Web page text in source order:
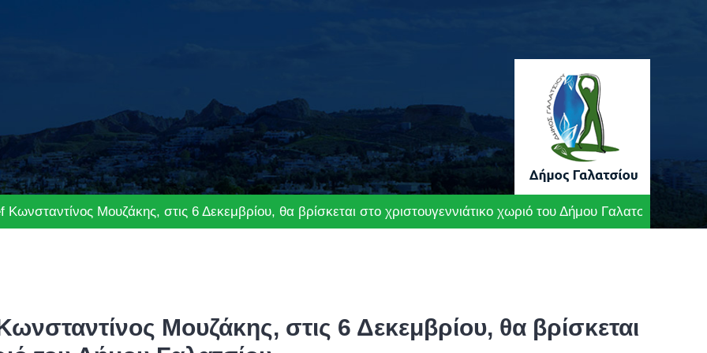
Μουζάκης, στις 6 Δεκεμβρίου, θα βρίσκεται στο χριστουγεννιάτικο χωριό του Δήμου Γαλατσίου
Μουζάκης, στις 6 Δεκεμβρίου, θα βρίσκεται